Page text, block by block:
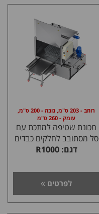
רוחב - 203 ס"מ, גובה - 200 ס"מ,
עומק - 260 ס"מ
מכונת שטיפה למתכת עם
סל מסתובב לחלקים כבדים
דגם: R1000
לפרטים